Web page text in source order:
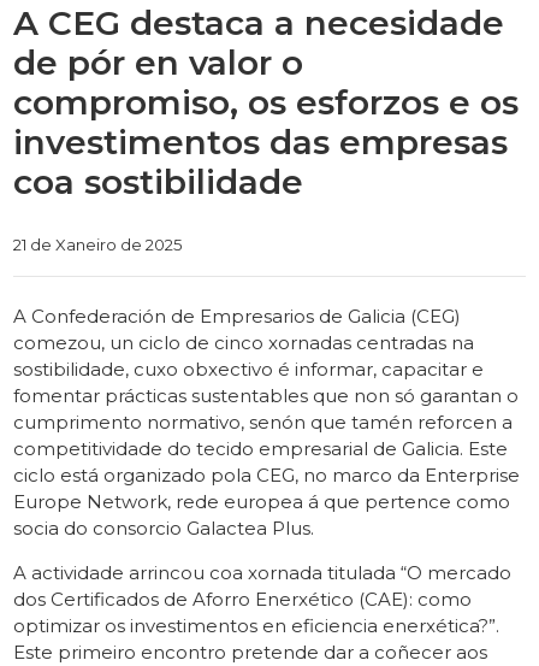
A CEG destaca a necesidade
de pór en valor o
compromiso, os esforzos e os
investimentos das empresas
coa sostibilidade
21 de Xaneiro de 2025Categories
A Confederación de Empresarios de Galicia (CEG)
comezou, un ciclo de cinco xornadas centradas na
sostibilidade, cuxo obxectivo é informar, capacitar e
fomentar prácticas sustentables que non só garantan o
cumprimento normativo, senón que tamén reforcen a
competitividade do tecido empresarial de Galicia. Este
ciclo está organizado pola CEG, no marco da Enterprise
Europe Network, rede europea á que pertence como
socia do consorcio Galactea Plus.
A actividade arrincou coa xornada titulada “O mercado
dos Certificados de Aforro Enerxético (CAE): como
optimizar os investimentos en eficiencia enerxética?”.
Este primeiro encontro pretende dar a coñecer aos